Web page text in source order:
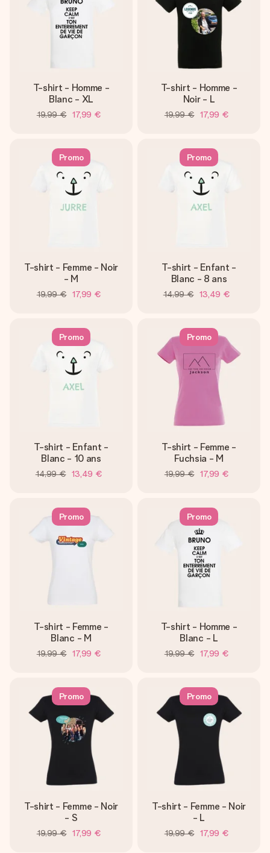
T-shirt - Homme -
Blanc - XL
19,99 € 17,99 €
T-shirt - Homme -
Noir - L
19,99 € 17,99 €
Promo
T-shirt - Femme - Noir
- M
19,99 € 17,99 €
Promo
T-shirt - Enfant -
Blanc - 8 ans
14,99 € 13,49 €
Promo
T-shirt - Enfant -
Blanc - 10 ans
14,99 € 13,49 €
Promo
T-shirt - Femme -
Fuchsia - M
19,99 € 17,99 €
Promo
T-shirt - Femme -
Blanc - M
19,99 € 17,99 €
Promo
T-shirt - Homme -
Blanc - L
19,99 € 17,99 €
Promo
T-shirt - Femme - Noir
- S
19,99 € 17,99 €
Promo
T-shirt - Femme - Noir
- L
19,99 € 17,99 €